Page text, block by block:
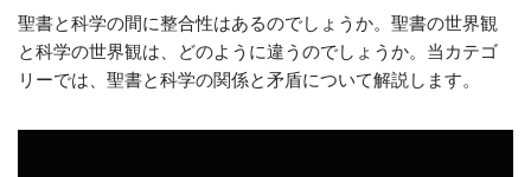
聖書と科学の間に整合性はあるのでしょうか。聖書の世界観
と科学の世界観は、どのように違うのでしょうか。当カテゴ
リーでは、聖書と科学の関係と矛盾について解説します。